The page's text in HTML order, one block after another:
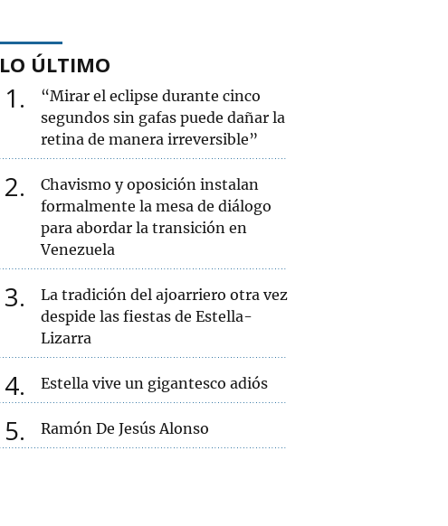
LO ÚLTIMO
1
“Mirar el eclipse durante cinco
segundos sin gafas puede dañar la
retina de manera irreversible”
2
Chavismo y oposición instalan
formalmente la mesa de diálogo
para abordar la transición en
Venezuela
3
La tradición del ajoarriero otra vez
despide las fiestas de Estella-
Lizarra
4 Estella vive un gigantesco adiós
5 Ramón De Jesús Alonso